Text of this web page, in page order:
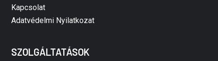
Kapcsolat
Adatvédelmi Nyilatkozat
SZOLGÁLTATÁSOK